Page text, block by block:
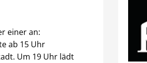
einer an:
ab 15 Uhr
Um 19 Uhr lädt